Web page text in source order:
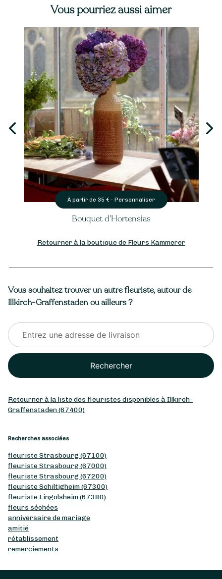
Vous pourriez aussi aimer
À partir de 35 € - Personnaliser
Bouquet d’Hortensias
Retourner à la boutique de Fleurs Kammerer
Vous souhaitez trouver un autre fleuriste, autour de
Illkirch-Graffenstaden ou ailleurs ?
Rechercher
Retourner à la liste des fleuristes disponibles à Illkirch-
Graffenstaden (67400)
Recherches associées
fleuriste Strasbourg (67100)
fleuriste Strasbourg (67000)
fleuriste Strasbourg (67200)
fleuriste Schiltigheim (67300)
fleuriste Lingolsheim (67380)
fleurs séchées
anniversaire de mariage
amitié
rétablissement
remerciements